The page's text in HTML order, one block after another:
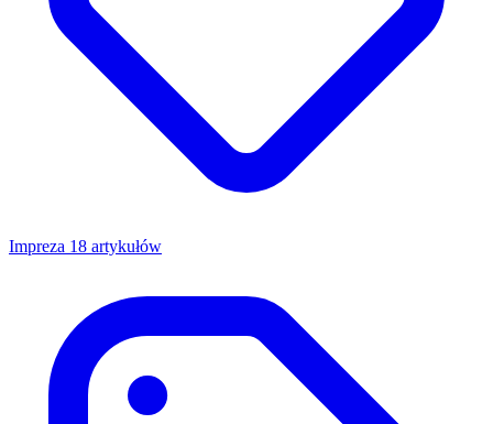
Impreza 18 artykułów